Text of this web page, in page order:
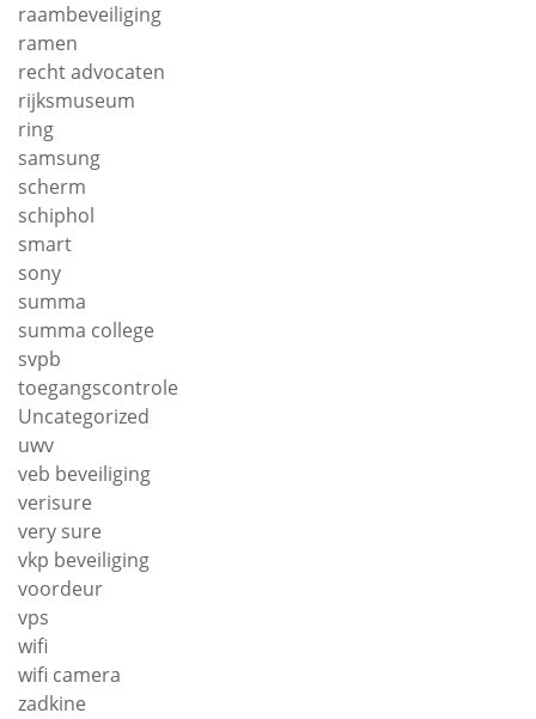
raambeveiliging
ramen
recht advocaten
rijksmuseum
ring
samsung
scherm
schiphol
smart
sony
summa
summa college
svpb
toegangscontrole
Uncategorized
uwv
veb beveiliging
verisure
very sure
vkp beveiliging
voordeur
vps
wifi
wifi camera
zadkine